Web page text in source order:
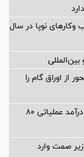
نوپا در سال
از اوراق گام را
تغییر مثبت در عملکرد مالی بانک صادرات ایران/ درآمد عملیاتی 80
صمت وارد